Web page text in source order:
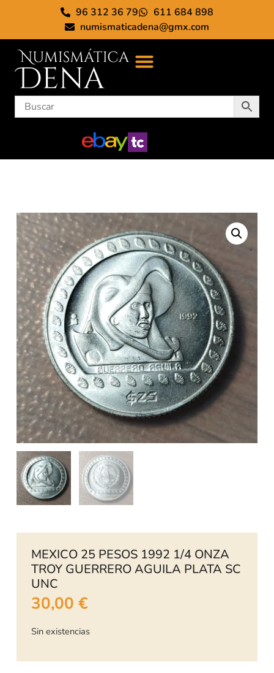
96 312 36 79
611 684 898
numismaticadena@gmx.com
MEXICO 25 PESOS 1992 1/4 ONZA
TROY GUERRERO AGUILA PLATA SC
UNC
30,00 €
Sin existencias